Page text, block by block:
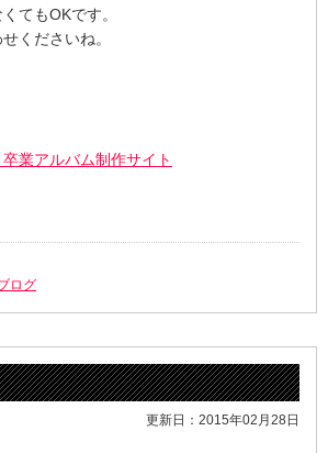
てもOKです。
くださいね。
業アルバム制作サイト
ログ
更新日：2015年02月28日